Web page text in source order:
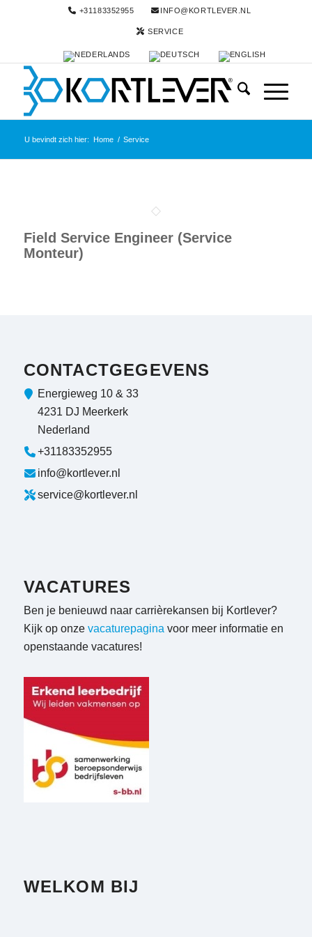
+31183352955 INFO@KORTLEVER.NL
SERVICE
U bevindt zich hier: Home / Service
Field Service Engineer (Service
Monteur)
CONTACTGEGEVENS
Energieweg 10 & 33
4231 DJ Meerkerk
Nederland
+31183352955
info@kortlever.nl
service@kortlever.nl
VACATURES
Ben je benieuwd naar carrièrekansen bij Kortlever?
Kijk op onze vacaturepagina voor meer informatie en
openstaande vacatures!
WELKOM BIJ